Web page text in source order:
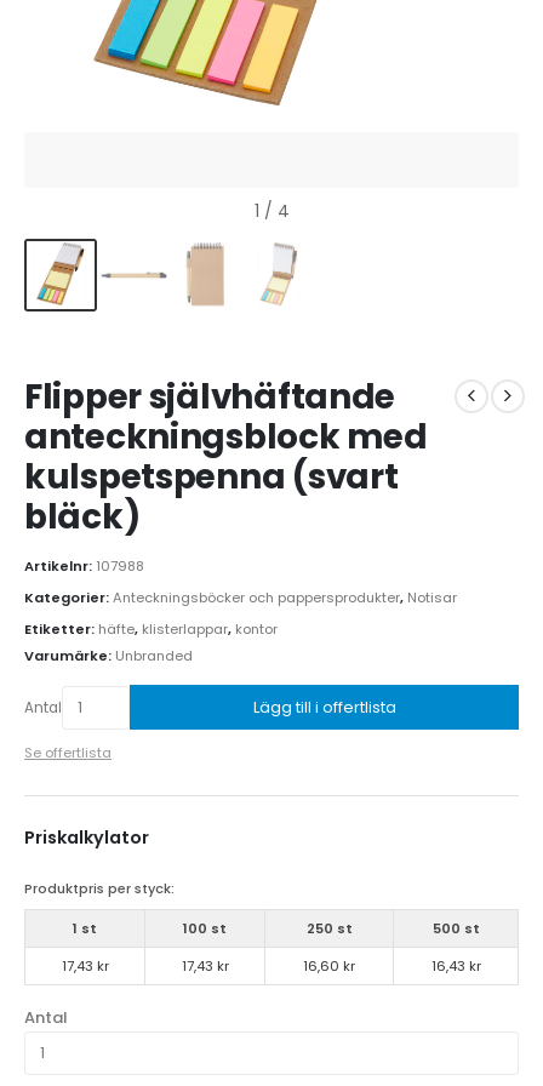
1 / 4
Flipper självhäftande
anteckningsblock med
kulspetspenna (svart
bläck)
Artikelnr: 107988
Kategorier:Anteckningsböcker och pappersprodukter, Notisar
Etiketter: häfte, klisterlappar, kontor
Varumärke: Unbranded
Antal Lägg till i offertlista
Se offertlista
Priskalkylator
Produktpris per styck:
1 st 100 st 250 st
500 st
17,43 kr
17,43 kr 16,60 kr 16,43 kr
Antal